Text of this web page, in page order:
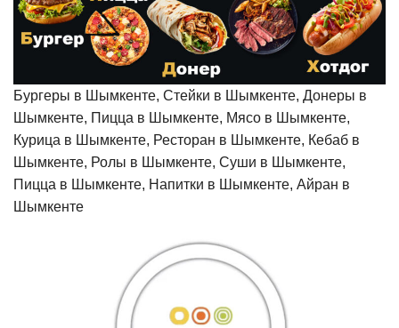
Бургеры в Шымкенте, Стейки в Шымкенте, Донеры в
Шымкенте, Пицца в Шымкенте, Мясо в Шымкенте,
Курица в Шымкенте, Ресторан в Шымкенте, Кебаб в
Шымкенте, Ролы в Шымкенте, Суши в Шымкенте,
Пицца в Шымкенте, Напитки в Шымкенте, Айран в
Шымкенте